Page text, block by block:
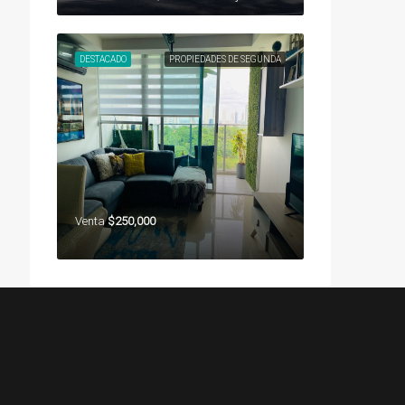
PROPIEDADES DE SEGUNDA
DESTACADO
Venta$250,000